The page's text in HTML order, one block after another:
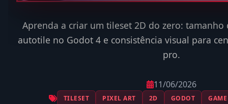
Aprenda a criar um tileset 2D do zero:
autotile no Godot 4 e consistência visual para
pro.
11/06/2026
TILESET PIXEL ART 2D GODOT